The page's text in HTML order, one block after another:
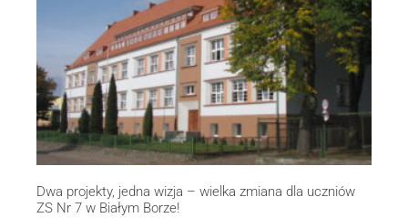
Dwa projekty, jedna wizja – wielka zmiana dla uczniów
ZS Nr 7 w Białym Borze!